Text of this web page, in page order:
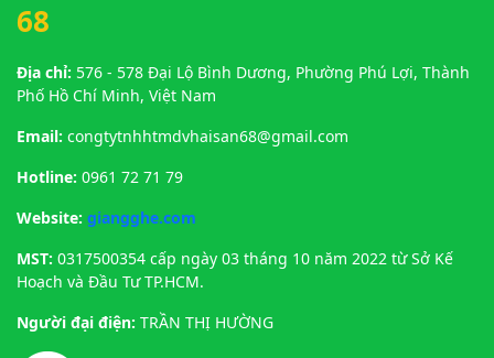
68
Địa chỉ: 576 - 578 Đại Lộ Bình Dương, Phường Phú Lợi, Thành
Phố Hồ Chí Minh, Việt Nam
Email: congtytnhhtmdvhaisan68@gmail.com
Hotline: 0961 72 71 79
Website: giangghe.com
MST: 0317500354 cấp ngày 03 tháng 10 năm 2022 từ Sở Kế
Hoạch và Đầu Tư TP.HCM.
Người đại điện: TRẦN THỊ HƯỜNG